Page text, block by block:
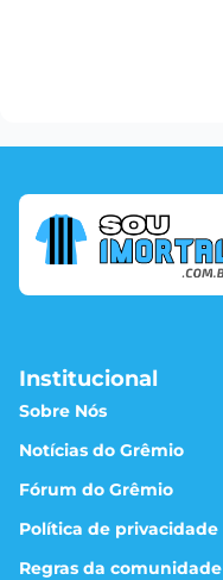
Institucional
Sobre Nós
Notícias do Grêmio
Fórum do Grêmio
Política de privacidade
Regras da comunidade